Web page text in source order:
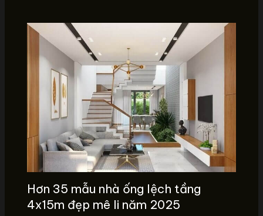
Hơn 35 mẫu nhà ống lệch tầng
4x15m đẹp mê li năm 2025